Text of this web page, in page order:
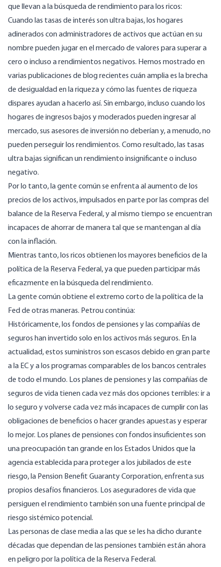
que llevan a la búsqueda de rendimiento para los ricos:
Cuando las tasas de interés son ultra bajas, los hogares
adinerados con administradores de activos que actúan en su
nombre pueden jugar en el mercado de valores para superar a
cero o incluso a rendimientos negativos. Hemos mostrado en
varias publicaciones de blog recientes cuán amplia es la brecha
de desigualdad en la riquezay cómo las fuentes de riqueza
dispares ayudan a hacerlo así. Sin embargo, incluso cuando los
hogares de ingresos bajos y moderados pueden ingresar al
mercado, sus asesores de inversión no deberían y, a menudo, no
pueden perseguir los rendimientos. Como resultado, las tasas
ultra bajas significan un rendimiento insignificante o incluso
negativo.
Por lo tanto, la gente común se enfrenta al aumento de los
precios de los activos, impulsados ​​en parte por las compras del
balance de la Reserva Federal, y al mismo tiempo se encuentran
incapaces de ahorrar de manera tal que se mantengan al día
con la inflación.
Mientras tanto, los ricos obtienen los mayores beneficios de la
política de la Reserva Federal, ya que pueden participar más
eficazmente en la búsqueda del rendimiento.
La gente común obtiene el extremo corto de la política de la
Fed de otras maneras. Petrou continúa:
Históricamente, los fondos de pensiones y las compañías de
seguros han invertido solo en los activos más seguros. En la
actualidad, estos suministros son escasos debido en gran parte
a la EC ya los programas comparables de los bancos centrales
de todo el mundo. Los planes de pensiones y las compañías de
seguros de vida tienen cada vez más dos opciones terribles: ir a
lo seguro y volverse cada vez más incapaces de cumplir con las
obligaciones de beneficios o hacer grandes apuestas y esperar
lo mejor. Los planes de pensiones con fondos insuficientes son
una preocupación tan grande en los Estados Unidos que la
agencia establecida para proteger a los jubilados de este
riesgo, la Pension Benefit Guaranty Corporation, enfrentasus
propios desafíos financieros. Los aseguradores de vida que
persiguen el rendimiento también son una fuente principal de
riesgo sistémico potencial.
Las personas de clase media a las que se les ha dicho durante
décadas que dependan de las pensiones también están ahora
en peligro por la política de la Reserva Federal.